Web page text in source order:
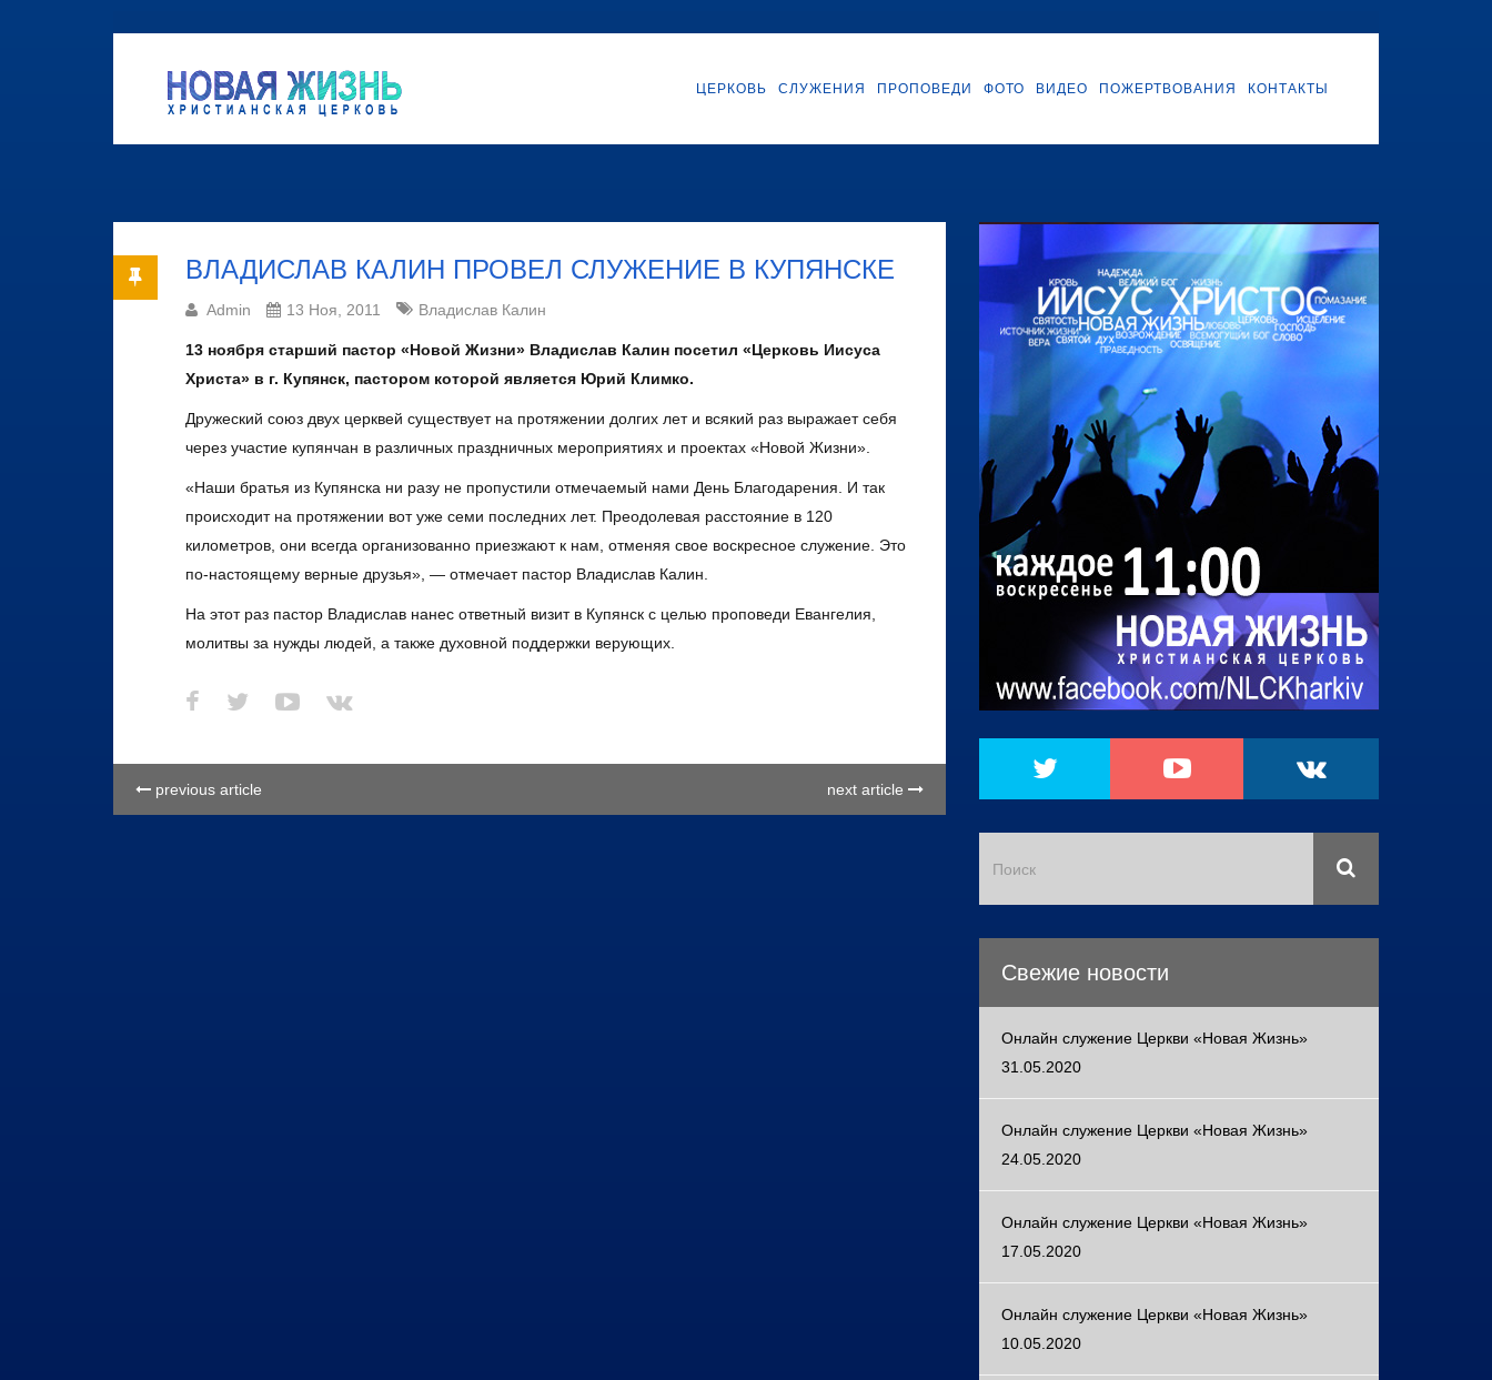
ЦЕРКОВЬ СЛУЖЕНИЯ ПРОПОВЕДИ ФОТО ВИДЕО ПОЖЕРТВОВАНИЯ КОНТАКТЫ
ВЛАДИСЛАВ КАЛИН ПРОВЕЛ СЛУЖЕНИЕ В КУПЯНСКЕ
Admin 13 Ноя, 2011 Владислав Калин
13 ноября старший пастор «Новой Жизни» Владислав Калин посетил «Церковь Иисуса
Христа» в г. Купянск, пастором которой является Юрий Климко.
Дружеский союз двух церквей существует на протяжении долгих лет и всякий раз выражает себя
через участие купянчан в различных праздничных мероприятиях и проектах «Новой Жизни».
«Наши братья из Купянска ни разу не пропустили отмечаемый нами День Благодарения. И так
происходит на протяжении вот уже семи последних лет. Преодолевая расстояние в 120
километров, они всегда организованно приезжают к нам, отменяя свое воскресное служение. Это
по-настоящему верные друзья», — отмечает пастор Владислав Калин.
На этот раз пастор Владислав нанес ответный визит в Купянск с целью проповеди Евангелия,
молитвы за нужды людей, а также духовной поддержки верующих.
previous article next article
Свежие новости
Онлайн служение Церкви «Новая Жизнь»
31.05.2020
Онлайн служение Церкви «Новая Жизнь»
24.05.2020
Онлайн служение Церкви «Новая Жизнь»
17.05.2020
Онлайн служение Церкви «Новая Жизнь»
10.05.2020